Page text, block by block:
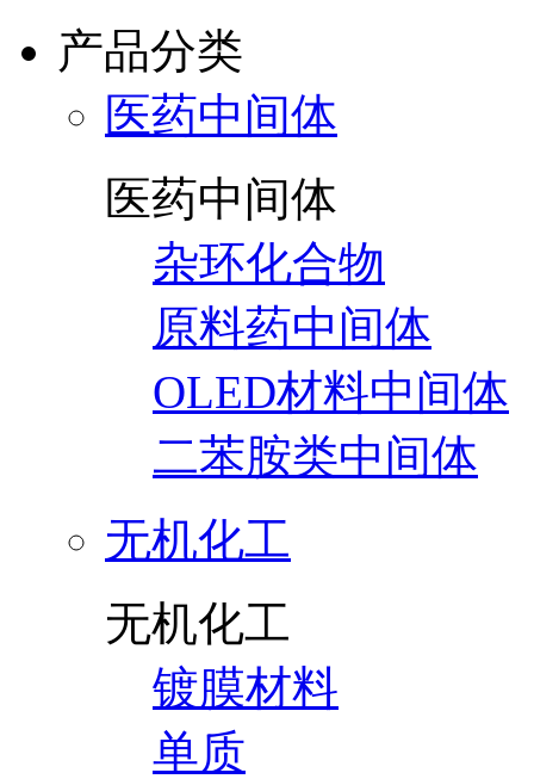
产品分类
医药中间体
医药中间体
杂环化合物
原料药中间体
OLED材料中间体
二苯胺类中间体
无机化工
无机化工
镀膜材料
单质